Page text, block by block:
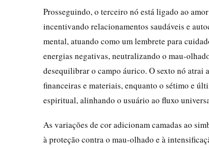
Prosseguindo, o terceiro nó está ligado ao
incentivando relacionamentos saudáveis e
mental, atuando como um lembrete para
energias negativas, neutralizando o mau-
desequilibrar o campo áurico. O sexto nó atrai
financeiras e materiais, enquanto o sétimo e
espiritual, alinhando o usuário ao fluxo
As variações de cor adicionam camadas ao
à proteção contra o mau-olhado e à